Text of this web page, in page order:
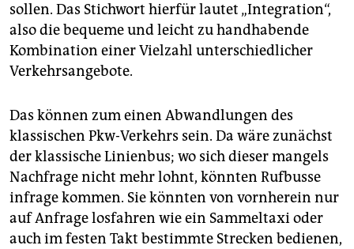
sollen. Das Stichwort hierfür lautet „Integration“,
also die bequeme und leicht zu handhabende
Kombination einer Vielzahl unterschiedlicher
Verkehrsangebote.
Das können zum einen Abwandlungen des
klassischen Pkw-Verkehrs sein. Da wäre zunächst
der klassische Linienbus; wo sich dieser mangels
Nachfrage nicht mehr lohnt, könnten Rufbusse
infrage kommen. Sie könnten von vornherein nur
auf Anfrage losfahren wie ein Sammeltaxi oder
auch im festen Takt bestimmte Strecken bedienen,